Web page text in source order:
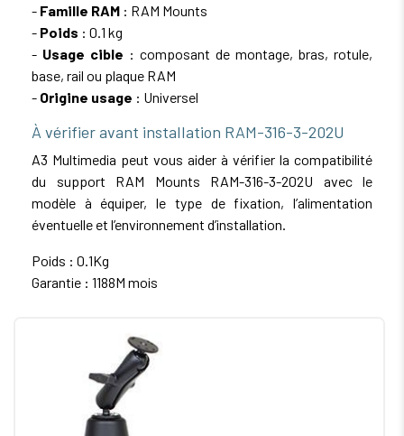
- Famille RAM : RAM Mounts
- Poids : 0.1 kg
- Usage cible : composant de montage, bras, rotule,
base, rail ou plaque RAM
- Origine usage : Universel
À vérifier avant installation RAM-316-3-202U
A3 Multimedia peut vous aider à vérifier la compatibilité
du support RAM Mounts RAM-316-3-202U avec le
modèle à équiper, le type de fixation, l’alimentation
éventuelle et l’environnement d’installation.
Poids : 0.1Kg
Garantie : 1188M mois